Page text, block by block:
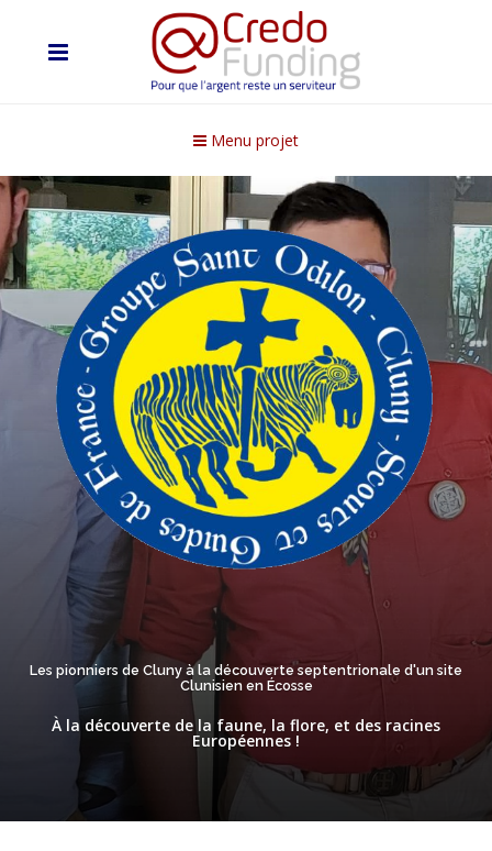
Menu projet
Les pionniers de Cluny à la découverte septentrionale d'un site
Clunisien en Écosse
À la découverte de la faune, la flore, et des racines
Européennes !